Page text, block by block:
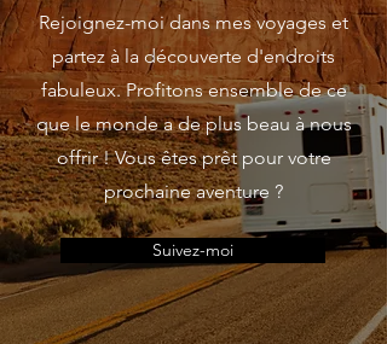
Rejoignez-moi dans mes voyages et
partez à la découverte d'endroits
fabuleux. Profitons ensemble de ce
que le monde a de plus beau à nous
offrir ! Vous êtes prêt pour votre
prochaine aventure ?
Suivez-moi